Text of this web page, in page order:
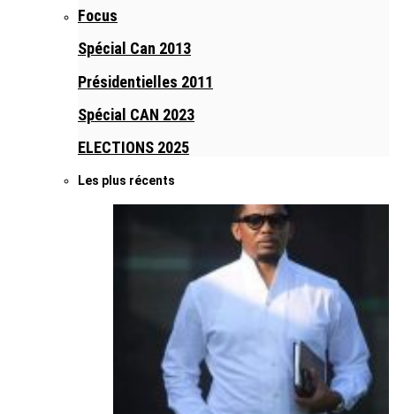
Focus
Spécial Can 2013
Présidentielles 2011
Spécial CAN 2023
ELECTIONS 2025
Les plus récents